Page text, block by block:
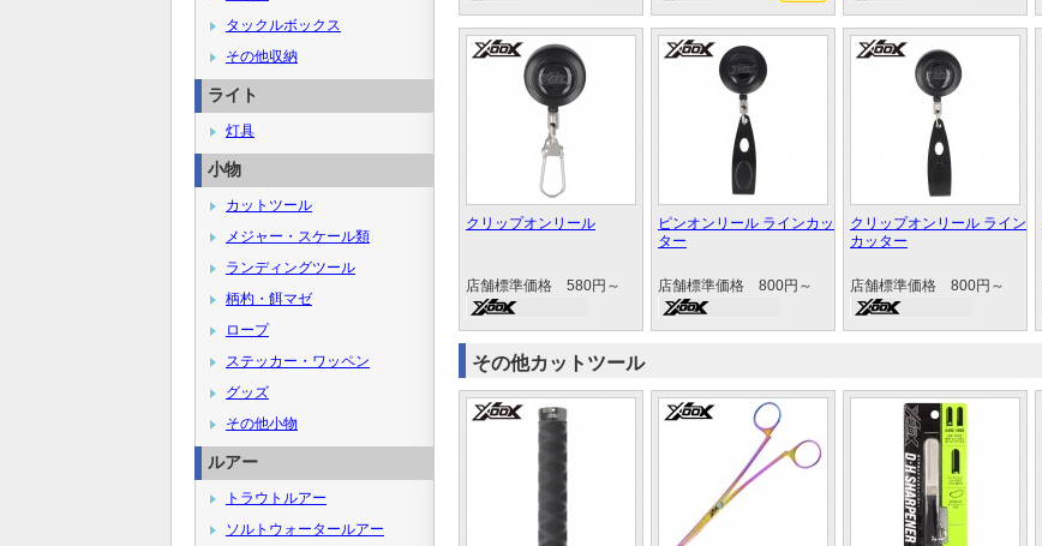
クリップオンリール
店舗標準価格 580円～
ピンオンリール ラインカッ
ター
店舗標準価格 800円～
クリップオンリール ライン
カッター
店舗標準価格 800円～
その他カットツール
タックルボックス
その他収納
ライト
灯具
小物
カットツール
メジャー・スケール類
ランディングツール
柄杓・餌マゼ
ロープ
ステッカー・ワッペン
グッズ
その他小物
ルアー
トラウトルアー
ソルトウォータールアー